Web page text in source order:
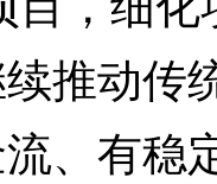
推动传
、有稳